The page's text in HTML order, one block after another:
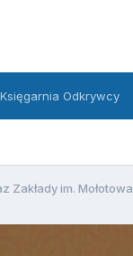
Księgarnia Odkrywcy
Zakłady im. Mołotowa